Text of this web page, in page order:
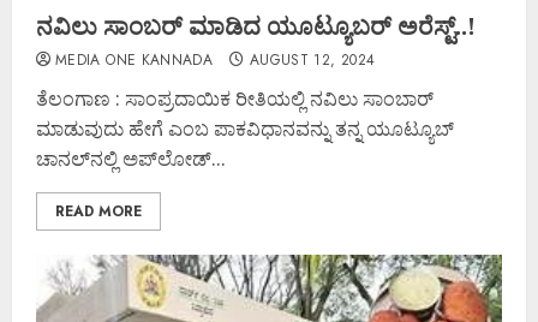
ನವಿಲು ಸಾಂಬರ್ ಮಾಡಿದ ಯೂಟ್ಯೂಬರ್ ಅರೆಸ್ಟ್..!
MEDIA ONE KANNADA AUGUST 12, 2024
ತೆಲಂಗಾಣ : ಸಾಂಪ್ರದಾಯಿಕ ರೀತಿಯಲ್ಲಿ ನವಿಲು ಸಾಂಬಾರ್​
ಮಾಡುವುದು ಹೇಗೆ ಎಂಬ ಪಾಕವಿಧಾನವನ್ನು ತನ್ನ ಯೂಟ್ಯೂಬ್‌
ಚಾನಲ್​ನಲ್ಲಿ ಅಪ್‌ಲೋಡ್...
READ MORE